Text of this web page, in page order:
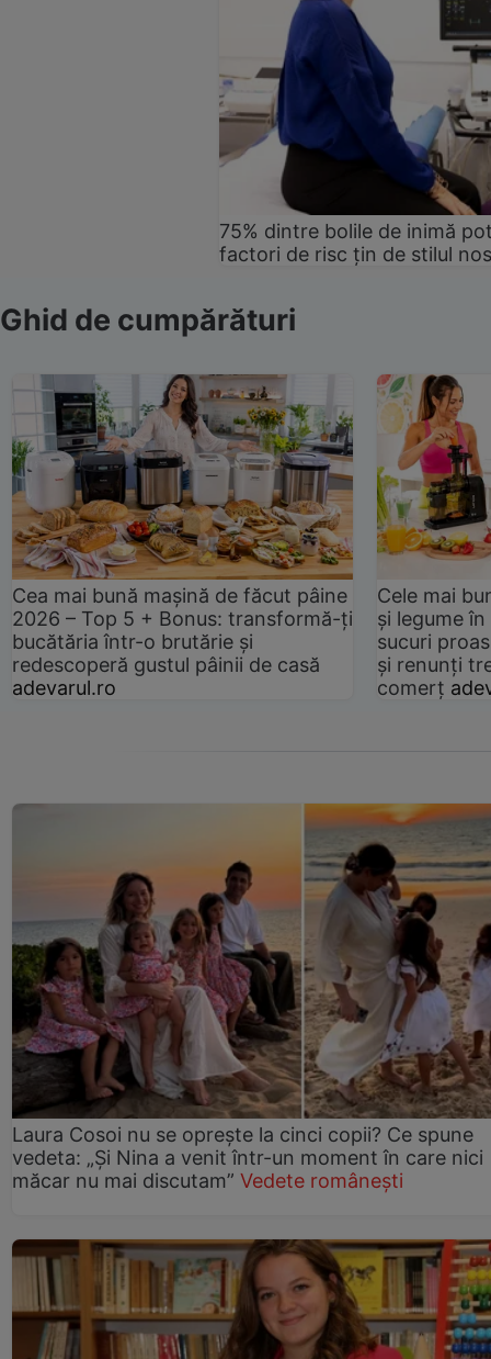
75% dintre bolile de inimă
factori de risc țin de stilul
Ghid de cumpărături
Cea mai bună mașină de făcut pâine
2026 – Top 5 + Bonus: transformă-ți
bucătăria într-o brutărie și
redescoperă gustul pâinii de casă
adevarul.ro
Cele mai
și legume
sucuri
și renunți
comerț
Laura Cosoi nu se oprește la cinci copii? Ce spune
vedeta: „Și Nina a venit într-un moment în care nici
măcar nu mai discutam” Vedete românești